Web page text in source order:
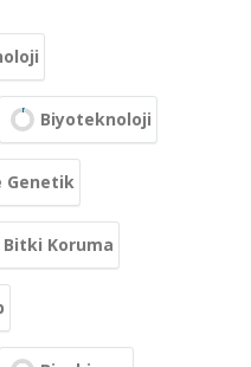
Biyoteknoloji
Genetik
Bitki Koruma